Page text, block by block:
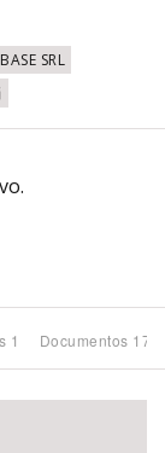
SRL
1 Documentos